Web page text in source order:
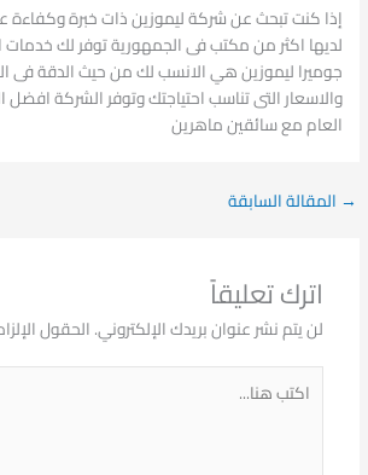
إذا كنت تبحث عن شركة ليموزين ذات خبرة وكفاءة
لديها اكثر من مكتب فى الجمهورية توفر لك خدمات
جوميرا ليموزين هي الانسب لك من حيث الدقة فى
والاسعار التى تناسب احتياجتك وتوفر الشركة افضل
العام مع سائقين ماهرين
→ المقالة السابقة
اترك تعليقاً
لن يتم نشر عنوان بريدك الإلكتروني.الحقول
هنا...